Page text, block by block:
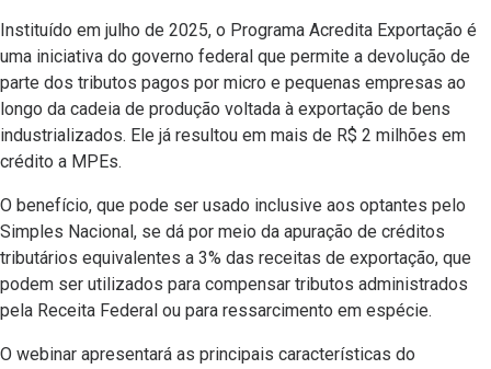
Instituído em julho de 2025, o Programa Acredita Exportação é
uma iniciativa do governo federal que permite a devolução de
parte dos tributos pagos por micro e pequenas empresas ao
longo da cadeia de produção voltada à exportação de bens
industrializados. Ele já resultou em mais de R$ 2 milhões em
crédito a MPEs.
O benefício, que pode ser usado inclusive aos optantes pelo
Simples Nacional, se dá por meio da apuração de créditos
tributários equivalentes a 3% das receitas de exportação, que
podem ser utilizados para compensar tributos administrados
pela Receita Federal ou para ressarcimento em espécie.
O webinar apresentará as principais características do